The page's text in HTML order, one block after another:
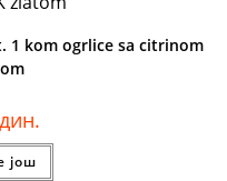
1 kom ogrlice sa citrinom
дин.
још